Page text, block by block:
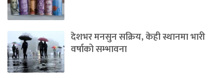
देशभर मनसुन सक्रिय, केही स्थानमा भारी
वर्षाको सम्भावना